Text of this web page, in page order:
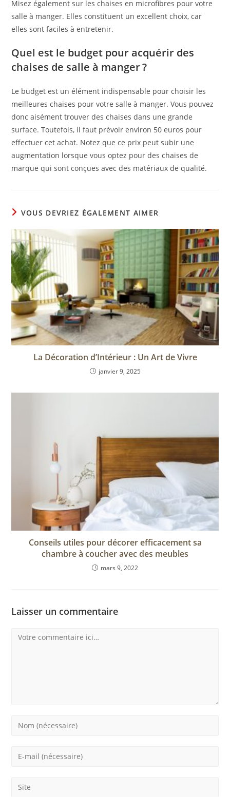
Misez également sur les chaises en microfibres pour votre
salle à manger. Elles constituent un excellent choix, car
elles sont faciles à entretenir.
Quel est le budget pour acquérir des
chaises de salle à manger ?
Le budget est un élément indispensable pour choisir les
meilleures chaises pour votre salle à manger. Vous pouvez
donc aisément trouver des chaises dans une grande
surface. Toutefois, il faut prévoir environ 50 euros pour
effectuer cet achat. Notez que ce prix peut subir une
augmentation lorsque vous optez pour des chaises de
marque qui sont conçues avec des matériaux de qualité.
VOUS DEVRIEZ ÉGALEMENT AIMER
La Décoration d’Intérieur : Un Art de Vivre
janvier 9, 2025
Conseils utiles pour décorer efficacement sa
chambre à coucher avec des meubles
mars 9, 2022
Laisser un commentaire